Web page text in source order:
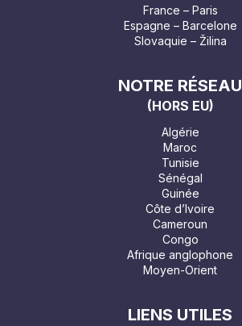
France – Paris
Espagne – Barcelone
Slovaquie – Žilina
NOTRE RÉSEAU
(HORS EU)
Algérie
Maroc
Tunisie
Sénégal
Guinée
Côte d’Ivoire
Cameroun
Congo
Afrique anglophone
Moyen-Orient
LIENS UTILES